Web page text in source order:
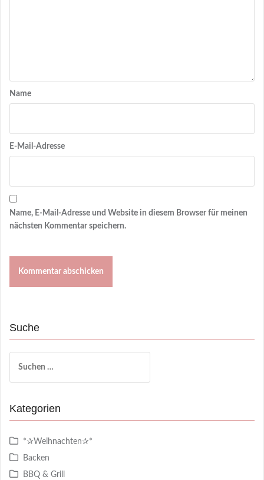
Name
E-Mail-Adresse
Name, E-Mail-Adresse und Website in diesem Browser für meinen
nächsten Kommentar speichern.
Suche
nach:
Kategorien
*✰Weihnachten✰*
Backen
BBQ & Grill